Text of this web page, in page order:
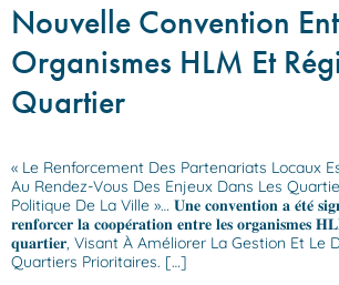
Nouvelle Convention
Organismes HLM Et
Quartier
« Le Renforcement Des Partenariats Locaux
Au Rendez-Vous Des Enjeux Dans Les
Politique De La Ville »… 𝐔𝐧𝐞 𝐜𝐨𝐧𝐯𝐞𝐧𝐭𝐢𝐨𝐧 𝐚 𝐞́𝐭𝐞́
𝐫𝐞𝐧𝐟𝐨𝐫𝐜𝐞𝐫 𝐥𝐚 𝐜𝐨𝐨𝐩𝐞́𝐫𝐚𝐭𝐢𝐨𝐧 𝐞𝐧𝐭𝐫𝐞 𝐥𝐞𝐬 𝐨𝐫𝐠𝐚𝐧𝐢𝐬𝐦𝐞𝐬
𝐪𝐮𝐚𝐫𝐭𝐢𝐞𝐫, Visant À Améliorer La Gestion Et Le
Quartiers Prioritaires. […]